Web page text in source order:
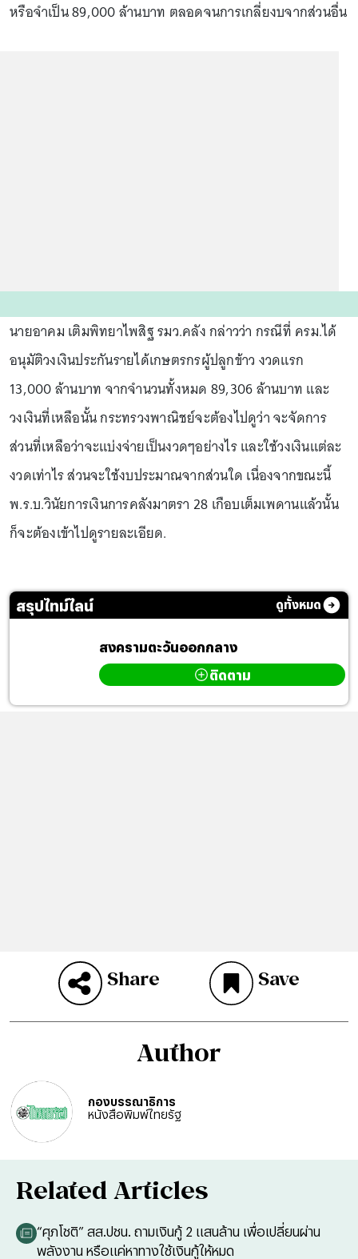
หรือจำเป็น 89,000 ล้านบาท ตลอดจนการเกลี่ยงบจากส่วนอื่น
นายอาคม เติมพิทยาไพสิฐ รมว.คลัง กล่าวว่า กรณีที่ ครม.ได้
อนุมัติวงเงินประกันรายได้เกษตรกรผู้ปลูกข้าว งวดแรก
13,000 ล้านบาท จากจำนวนทั้งหมด 89,306 ล้านบาท และ
วงเงินที่เหลือนั้น กระทรวงพาณิชย์จะต้องไปดูว่า จะจัดการ
ส่วนที่เหลือว่าจะแบ่งจ่ายเป็นงวดๆอย่างไร และใช้วงเงินแต่ละ
งวดเท่าไร ส่วนจะใช้งบประมาณจากส่วนใด เนื่องจากขณะนี้
พ.ร.บ.วินัยการเงินการคลังมาตรา 28 เกือบเต็มเพดานแล้วนั้น
ก็จะต้องเข้าไปดูรายละเอียด.
สรุปไทม์ไลน์ ดูทั้งหมด
สงครามตะวันออกกลาง
ติดตาม
Share Save
Author
กองบรรณาธิการ
หนังสือพิมพ์ไทยรัฐ
Related Articles
“ศุภโชติ” สส.ปชน. ถามเงินกู้ 2 แสนล้าน เพื่อเปลี่ยนผ่าน
พลังงาน หรือแค่หาทางใช้เงินกู้ให้หมด